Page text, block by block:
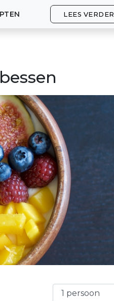
LEES VERDER